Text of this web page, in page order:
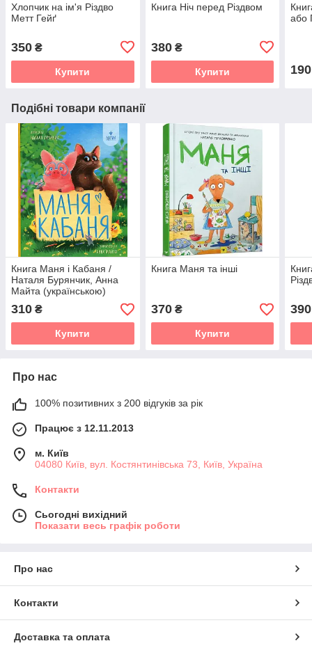
Хлопчик на ім'я Різдво
Метт Гейґ
350 ₴
Купити
Книга Ніч перед Різдвом
380₴
Купити
або
190
Подібні товари компанії
Книга Маня і Кабаня /
Наталя Бурянчик, Анна
Майта (українською)
310 ₴
Купити
Книга Маня та інші
370₴
Купити
390
Про нас
100% позитивних з 200 відгуків за рік
Працює з 12.11.2013
м. Київ
04080 Київ, вул. Костянтинівська 73, Київ, Україна
Контакти
Сьогодні вихідний
Показати весь графік роботи
Про нас
Контакти
Доставка та оплата